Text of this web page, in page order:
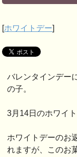
[ホワイトデー]
バレンタインデー
の子。
3月14日のホワイ
ホワイトデーのお
れますが、このお